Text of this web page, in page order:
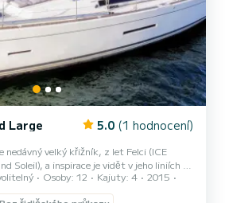
Large 5.0 (1 hodnocení)
nedávný velký křižník, z let Felci (ICE
Soleil), a inspirace je vidět v jeho liniích s
stylem. Je odvozen z 445 GL, který
s Dufour 44 a 45. Takto štíhlý
Osoby: 12 Kajuty: 4
2015